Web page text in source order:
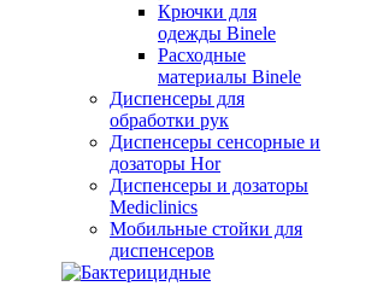
Крючки для
одежды Binele
Расходные
материалы Binele
Диспенсеры для
обработки рук
Диспенсеры сенсорные и
дозаторы Hor
Диспенсеры и дозаторы
Mediclinics
Мобильные стойки для
диспенсеров